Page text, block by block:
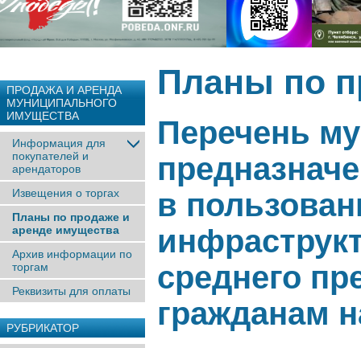
ПРОДАЖА И АРЕНДА
МУНИЦИПАЛЬНОГО
ИМУЩЕСТВА
Информация для
покупателей и
арендаторов
Извещения о торгах
Планы по продаже и
аренде имущества
Архив информации по
торгам
Реквизиты для оплаты
РУБРИКАТОР
Планы по
Перечень
в
среднего
гражданам